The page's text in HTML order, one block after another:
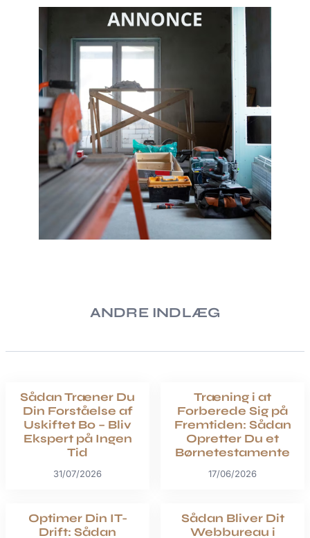
ANDRE INDLÆG
Sådan Træner Du
Din Forståelse af
Uskiftet Bo – Bliv
Ekspert på Ingen
Tid
31/07/2026
Træning i at
Forberede Sig på
Fremtiden: Sådan
Opretter Du et
Børnetestamente
17/06/2026
Optimer Din IT-
Drift: Sådan
Sådan Bliver Dit
Webbureau i